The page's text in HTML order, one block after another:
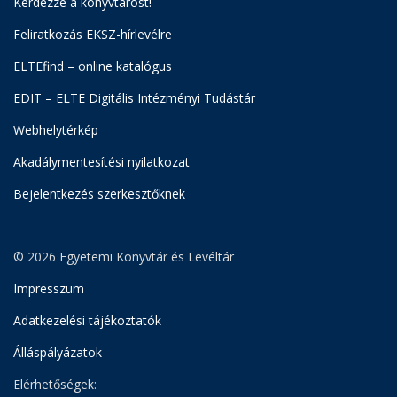
Feliratkozás EKSZ-hírlevélre
ELTEfind – online katalógus
EDIT – ELTE Digitális Intézményi Tudástár
Webhelytérkép
Akadálymentesítési nyilatkozat
Bejelentkezés szerkesztőknek
© 2026 Egyetemi Könyvtár és Levéltár
Impresszum
Adatkezelési tájékoztatók
Álláspályázatok
Elérhetőségek: